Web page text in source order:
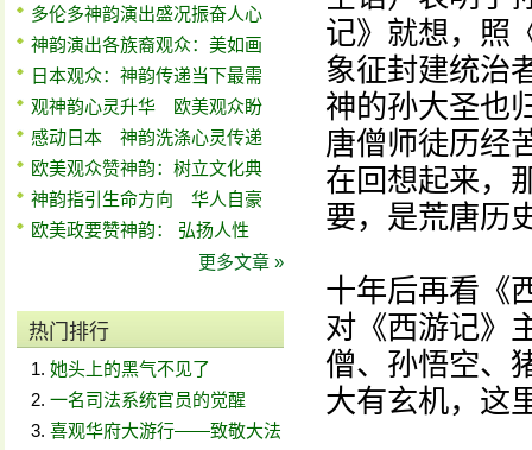
多伦多神韵演出盛况振奋人心
神韵演出各族裔观众：美如画
日本观众：神韵传递当下最需
观神韵心灵升华 欧美观众盼
感动日本 神韵洗涤心灵传递
欧美观众赞神韵：树立文化典
神韵指引生命方向 华人自豪
欧美政要赞神韵： 弘扬人性
更多文章 »
热门排行
她头上的黑气不见了
一名司法系统官员的觉醒
喜观华府大游行——致敬大法
记》就想，照
象征封建统治
神的孙大圣也
唐僧师徒历经
在回想起来，
要，是荒唐历
十年后再看《
对《西游记》
僧、孙悟空、
大有玄机，这